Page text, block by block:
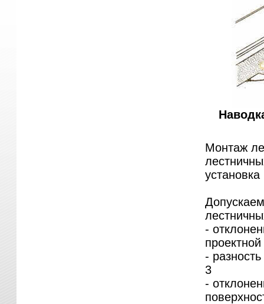
Монтаж
-
-
3
-